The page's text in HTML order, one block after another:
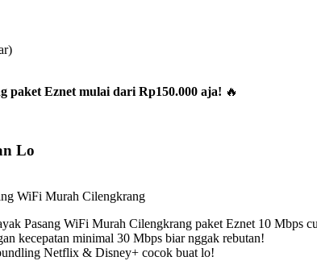
paket Eznet mulai dari Rp150.000 aja! 🔥
Lo
WiFi Murah Cilengkrang
Pasang WiFi Murah Cilengkrang paket Eznet 10 Mbps
kecepatan minimal 30 Mbps biar nggak rebutan!
Netflix & Disney+ cocok buat lo!